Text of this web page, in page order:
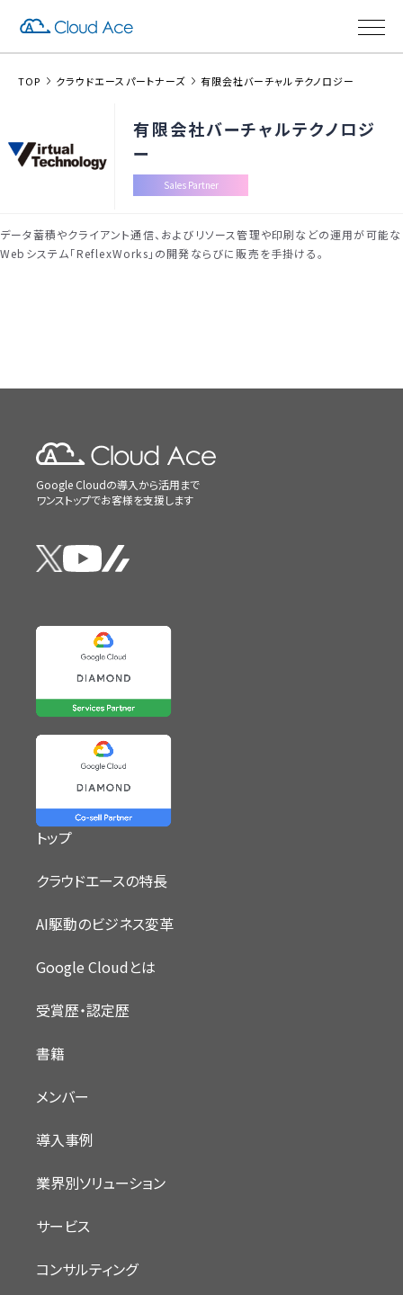
TOP クラウドエースパートナーズ 有限会社バーチャルテクノロジー
有限会社バーチャルテクノロジ
ー
Sales Partner
データ蓄積やクライアント通信、およびリソース管理や印刷などの運用が可能な
Webシステム「ReflexWorks」の開発ならびに販売を手掛ける。
Google Cloudの導入から活用まで
ワンストップでお客様を支援します
トップ
クラウドエースの特長
AI駆動のビジネス変革
Google Cloudとは
受賞歴・認定歴
書籍
メンバー
導入事例
業界別ソリューション
サービス
コンサルティング